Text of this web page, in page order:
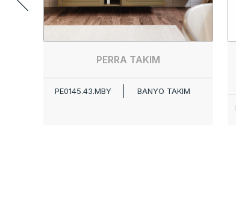
PERRA TAKIM
PE0145.43.MBY BANYO TAKIM